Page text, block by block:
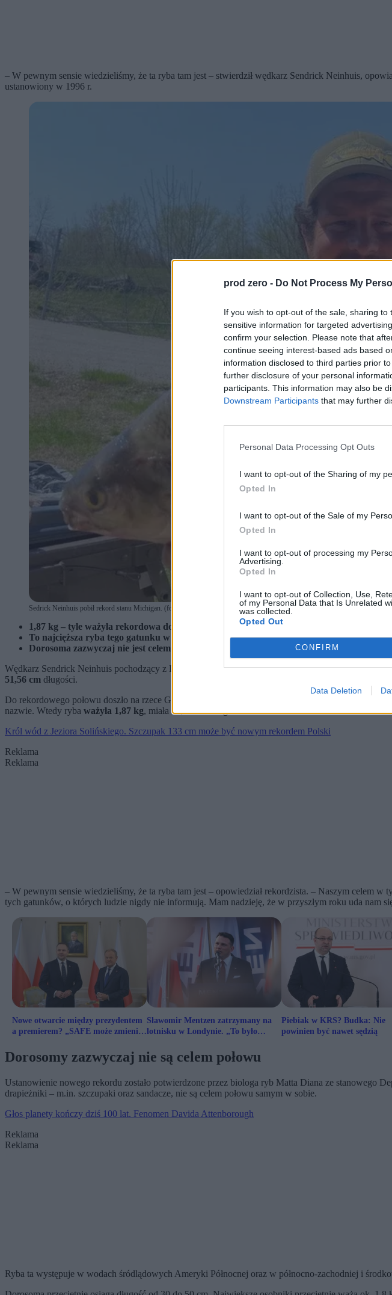
prod zero - Do Not Process My
If you wish to opt-out of the sale, sharing
sensitive information for targeted
confirm your selection. Please note that
continue seeing interest-based ads based
information disclosed to third parties prior
further disclosure of your personal
participants. This information may also be
Downstream Participants that may further
Personal Data Processing Opt Outs
I want to opt-out of the Sharing of my
Opted In
I want to opt-out of the Sale of my
Opted In
I want to opt-out of processing my
Advertising.
Opted In
I want to opt-out of Collection, Use,
of my Personal Data that Is Unrelated
was collected.
Opted Out
CONFIRM
Data Deletion
– W pewnym sensie wiedzieliśmy, że ta ryba tam jest – stwierdził wędkarz Sendrick Neinhuis,
ustanowiony w 1996 r.
Sedrick Neinhuis pobił rekord stanu Michigan. (fot. michigan.gov)
1,87 kg – tyle ważyła rekordowa dorosoma, złowiona w kwietniu na rzece Grand w
To najcięższa ryba tego gatunku w historii stanu Michigan.
Dorosoma zazwyczaj nie jest celem połowu, najczęściej wykorzystywana jest jako
Wędkarz Sendrick Neinhuis pochodzący z Lowell w stanie Michigan złowił 22 kwietniarybę z
51,56 cm długości.
Do rekordowego połowu doszło na rzece Grand w hrabstwie Kent. Neinhuis zastosował technike
nazwie. Wtedy ryba ważyła 1,87 kg, miała 53,34 cm długości.
Król wód z Jeziora Solińskiego. Szczupak 133 cm może być nowym rekordem Polski
Reklama
Reklama
– W pewnym sensie wiedzieliśmy, że ta ryba tam jest – opowiedział rekordzista. – Naszym celem
tych gatunków, o których ludzie nigdy nie informują. Mam nadzieję, że w przyszłym roku uda nam
Nowe otwarcie między prezydentem
a premierem? „SAFE może zmienić
Sławomir Mentzen zatrzymany na
lotnisku w Londynie. „To było
Piebiak w KRS? Budka: Nie
powinien być nawet sędzią
Dorosomy zazwyczaj nie są celem połowu
Ustanowienie nowego rekordu zostało potwierdzone przez biologa ryb Matta Diana ze stanowego
drapieżniki – m.in. szczupaki oraz sandacze, nie są celem połowu samym w sobie.
Głos planety kończy dziś 100 lat. Fenomen Davida Attenborough
Reklama
Reklama
Ryba ta występuje w wodach śródlądowych Ameryki Północnej oraz w północno-zachodniej i